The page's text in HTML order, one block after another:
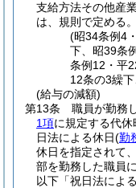
支給方法その他産
は、規則で定める。
(昭34条例4
下、昭39条
条例12・平
12条の3繰
(給与の減額)
第13条
職員が勤務
1項に規定する代休
日法による休日(勤
休日を指定されて
部を勤務した職員
以下「祝日法によ